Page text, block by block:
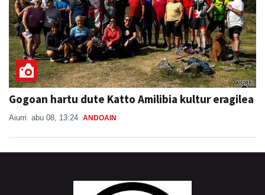
Gogoan hartu dute Katto Amilibia kultur eragilea
Aiurri abu 08, 13:24 ANDOAIN